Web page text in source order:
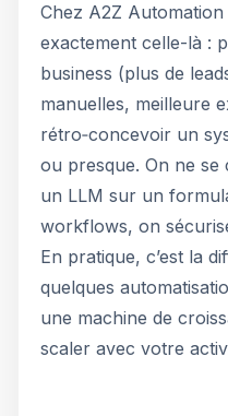
Chez A2Z
exactement celle-là :
business (plus de
manuelles, meilleure
rétro‑concevoir un
ou presque. On ne se
un LLM sur un
workflows, on
En pratique, c’est la
quelques
une machine de
scaler avec votre